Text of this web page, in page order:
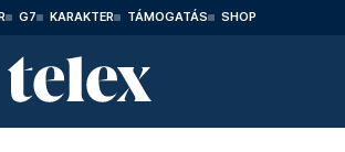
G7 KARAKTER TÁMOGATÁS SHOP